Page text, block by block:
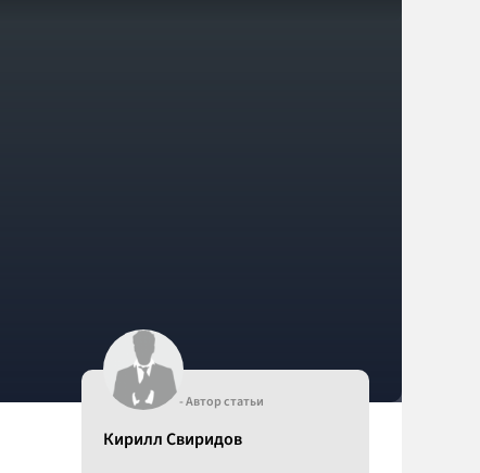
- Автор статьи
Кирилл Свиридов